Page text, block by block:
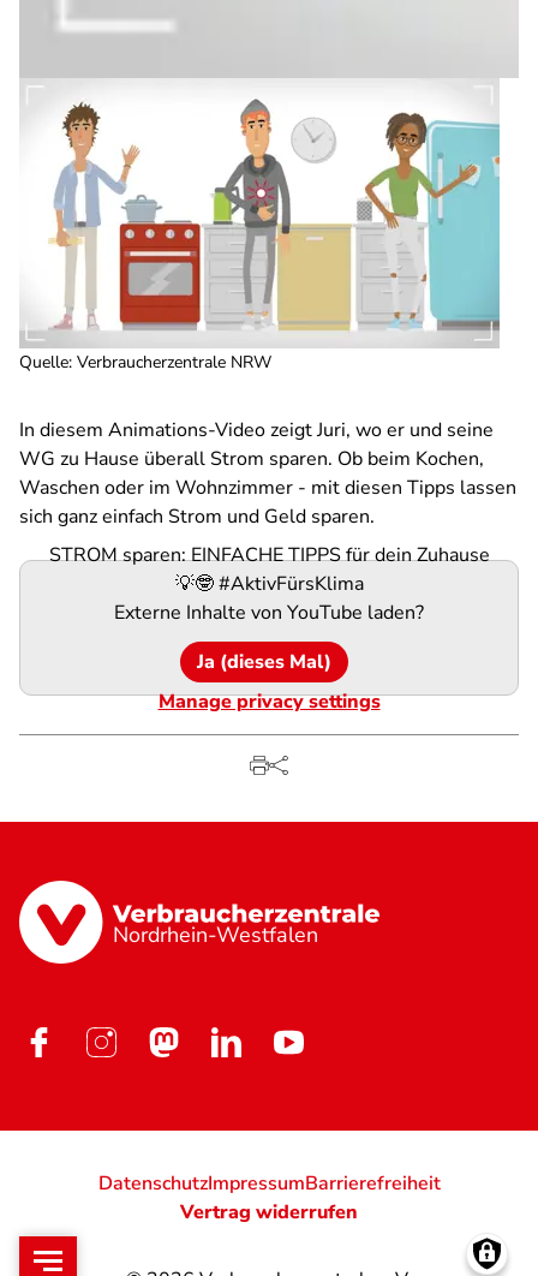
Quelle: Verbraucherzentrale NRW
In diesem Animations-Video zeigt Juri, wo er und seine
WG zu Hause überall Strom sparen. Ob beim Kochen,
Waschen oder im Wohnzimmer - mit diesen Tipps lassen
sich ganz einfach Strom und Geld sparen.
STROM sparen: EINFACHE TIPPS für dein Zuhause
💡🤓 #AktivFürsKlima
Externe Inhalte von YouTube laden?
Ja (dieses Mal)
Manage privacy settings
Nordrhein-Westfalen
DatenschutzImpressumBarrierefreiheit
Vertrag widerrufen